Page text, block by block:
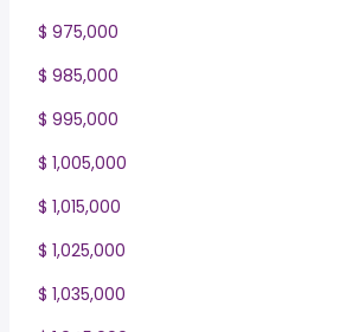
$ 975,000
$ 985,000
$ 995,000
$ 1,005,000
$ 1,015,000
$ 1,025,000
$ 1,035,000